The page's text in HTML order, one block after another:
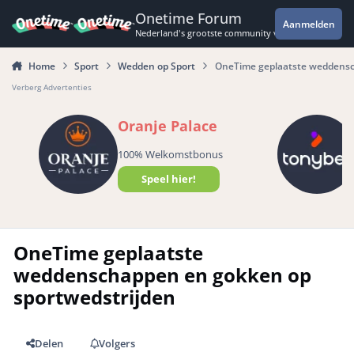
Onetime Forum
Nederland's grootste community voor de
Aanmelden
Home Sport Wedden op Sport OneTime geplaatste
Verberg Advertenties
Oranje Palace
100% Welkomstbonus
Speel hier!
OneTime geplaatste
weddenschappen en gokken op
sportwedstrijden
Delen
Volgers